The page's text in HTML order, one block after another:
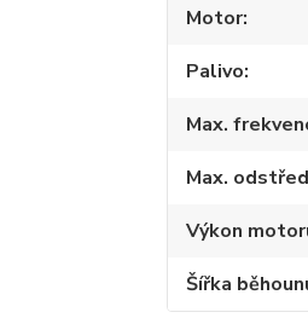
Motor
Palivo
Max.
Max.
Výkon
Šířka